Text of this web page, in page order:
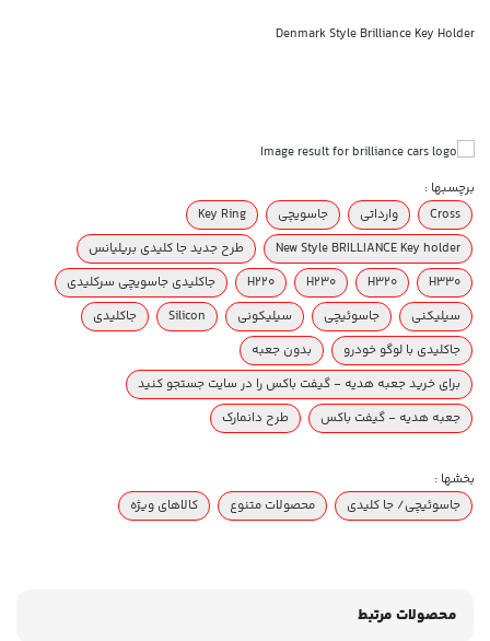
Denmark Style Brilliance Key Holder
برچسبها :
Cross
وارداتی جاسویچی
Key Ring
New Style BRILLIANCE Key holder
طرح جدید جا کلیدی بریلیانس
H330
H320
H230
H220
جاکلیدی جاسویچی سرکلیدی
سیلیکنی
جاسوئیچی سیلیکونی Silicon
جاکلیدی
جاکلیدی با لوگو خودرو
بدون جعبه
برای خرید جعبه هدیه - گیفت باکس را در سایت جستجو کنید
جعبه هدیه - گیفت باکس
طرح دانمارک
بخشها :
جاسوئیچی/ جا کلیدی
محصولات متنوع کالاهای ویژه
محصولات مرتبط